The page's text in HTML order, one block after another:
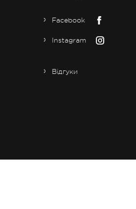
Facebook
Instagram
Відгуки